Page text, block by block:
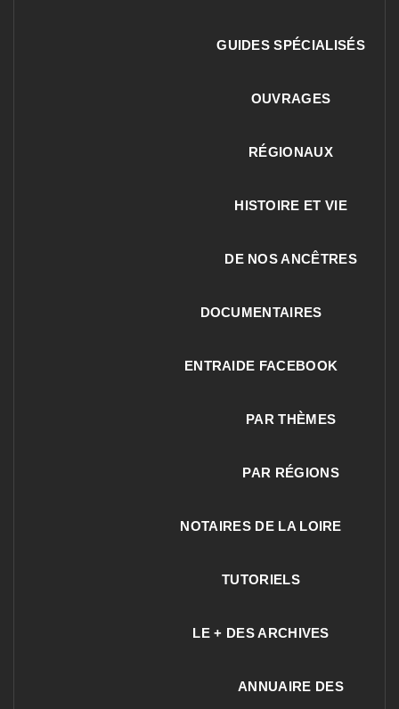
GUIDES SPÉCIALISÉS
OUVRAGES
RÉGIONAUX
HISTOIRE ET VIE
DE NOS ANCÊTRES
DOCUMENTAIRES
ENTRAIDE FACEBOOK
PAR THÈMES
PAR RÉGIONS
NOTAIRES DE LA LOIRE
TUTORIELS
LE + DES ARCHIVES
ANNUAIRE DES